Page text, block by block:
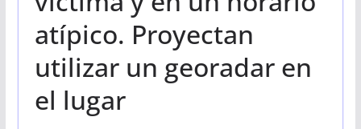
atípico. Proyectan
utilizar un georadar en
el lugar